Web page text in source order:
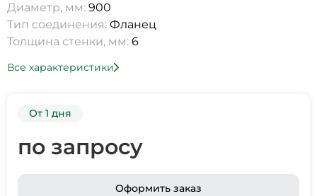
Диаметр, мм: 900
Тип соединения: Фланец
Толщина стенки, мм: 6
Все характеристики
От 1 дня
по запросу
Оформить заказ